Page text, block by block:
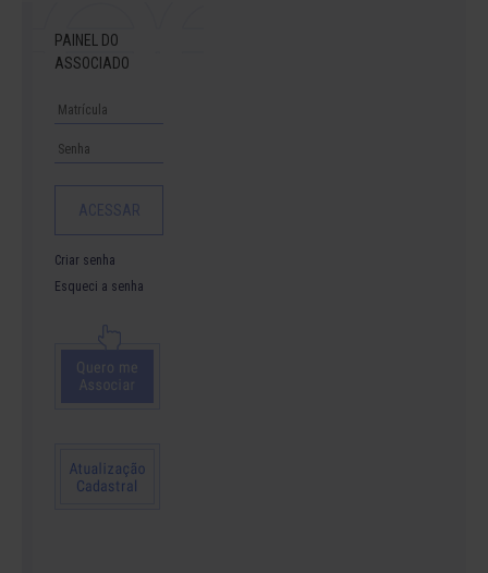
PAINEL DO
ASSOCIADO
Criar senha
Esqueci a senha